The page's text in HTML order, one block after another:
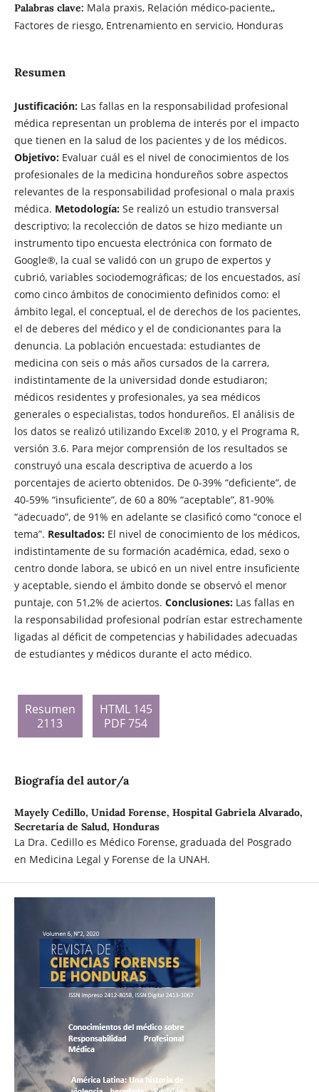
Palabras clave: Mala praxis, Relación médico-paciente,,
Factores de riesgo, Entrenamiento en servicio, Honduras
Resumen
Justificación:Las fallas en la responsabilidad profesional
médica representan un problema de interés por el impacto
que tienen en la salud de los pacientes y de los médicos.
Objetivo:Evaluar cuál es el nivel de conocimientos de los
profesionales de la medicina hondureños sobre aspectos
relevantes de la responsabilidad profesional o mala praxis
médica. Metodología:Se realizó un estudio transversal
descriptivo; la recolección de datos se hizo mediante un
instrumento tipo encuesta electrónica con formato de
Google®, la cual se validó con un grupo de expertos y
cubrió, variables sociodemográficas; de los encuestados, así
como cinco ámbitos de conocimiento definidos como: el
ámbito legal, el conceptual, el de derechos de los pacientes,
el de deberes del médico y el de condicionantes para la
denuncia. La población encuestada: estudiantes de
medicina con seis o más años cursados de la carrera,
indistintamente de la universidad donde estudiaron;
médicos residentes y profesionales, ya sea médicos
generales o especialistas, todos hondureños. El análisis de
los datos se realizó utilizando Excel® 2010, y el Programa R,
versión 3.6. Para mejor comprensión de los resultados se
construyó una escala descriptiva de acuerdo a los
porcentajes de acierto obtenidos. De 0-39% “deficiente”, de
40-59% “insuficiente”, de 60 a 80% “aceptable”, 81-90%
“adecuado”, de 91% en adelante se clasificó como “conoce el
tema”. Resultados:El nivel de conocimiento de los médicos,
indistintamente de su formación académica, edad, sexo o
centro donde labora, se ubicó en un nivel entre insuficiente
y aceptable, siendo el ámbito donde se observó el menor
puntaje, con 51,2% de aciertos. Conclusiones:Las fallas en
la responsabilidad profesional podrían estar estrechamente
ligadas al déficit de competencias y habilidades adecuadas
de estudiantes y médicos durante el acto médico.
Resumen
2113
HTML 145
PDF 754
Biografía del autor/a
Mayely Cedillo, Unidad Forense, Hospital Gabriela Alvarado,
Secretaría de Salud, Honduras
La Dra. Cedillo es Médico Forense, graduada del Posgrado
en Medicina Legal y Forense de la UNAH.